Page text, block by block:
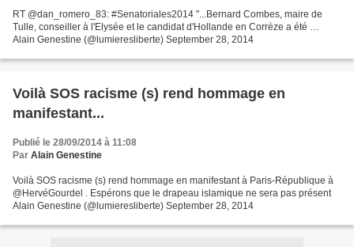
RT @dan_romero_83: #Senatoriales2014 "...Bernard Combes, maire de
Tulle, conseiller à l'Elysée et le candidat d'Hollande en Corrèze a été …
Alain Genestine (@lumieresliberte) September 28, 2014
Voilà SOS racisme (s) rend hommage en
manifestant...
Publié le 28/09/2014 à 11:08
Par Alain Genestine
Voilà SOS racisme (s) rend hommage en manifestant à Paris-République à
@HervéGourdel . Espérons que le drapeau islamique ne sera pas présent
Alain Genestine (@lumieresliberte) September 28, 2014